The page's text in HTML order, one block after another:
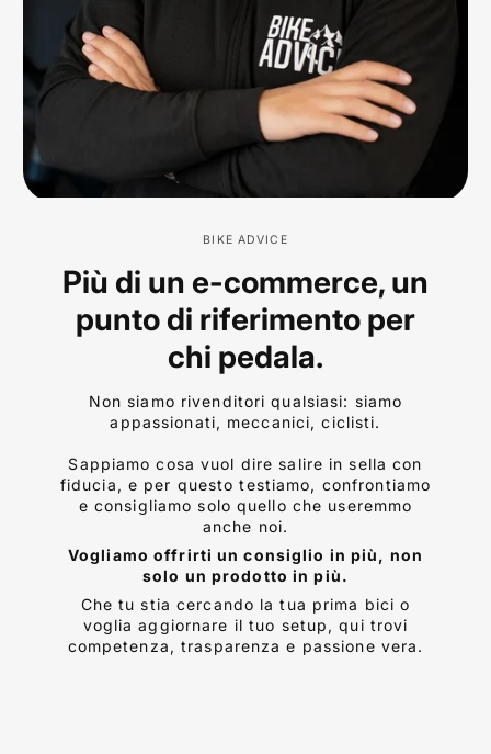
BIKE ADVICE
Più di un e-commerce, un
punto di riferimento per
chi pedala.
Non siamo rivenditori qualsiasi: siamo
appassionati, meccanici, ciclisti.
Sappiamo cosa vuol dire salire in sella con
fiducia, e per questo testiamo, confrontiamo
e consigliamo solo quello che useremmo
anche noi.
Vogliamo offrirti un consiglio in più, non
solo un prodotto in più.
Che tu stia cercando la tua prima bici o
voglia aggiornare il tuo setup, qui trovi
competenza, trasparenza e passione vera.